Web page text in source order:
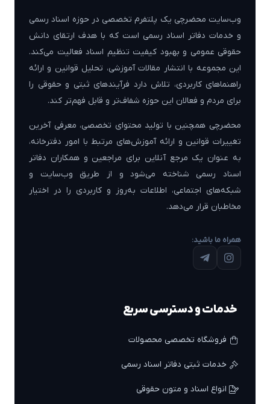
وب‌سایت محضرچی یک پلتفرم تخصصی در حوزه اسناد رسمی
و خدمات دفاتر اسناد رسمی است که با هدف ارتقای دانش
حقوقی عمومی و بهبود کیفیت تنظیم اسناد فعالیت می‌کند.
این مجموعه با انتشار مقالات آموزشی، تحلیل قوانین و ارائه
راهنماهای کاربردی، تلاش دارد فرآیندهای ثبتی و حقوقی را
برای مردم و فعالان این حوزه شفاف‌تر و قابل فهم‌تر کند.
محضرچی همچنین با تولید محتوای تخصصی، معرفی آخرین
تغییرات قوانین و ارائه آموزش‌های مرتبط با امور دفترخانه،
به عنوان یک مرجع آنلاین برای مراجعین و همکاران دفاتر
اسناد رسمی شناخته می‌شود و از طریق وب‌سایت و
شبکه‌های اجتماعی، اطلاعات به‌روز و کاربردی را در اختیار
مخاطبان قرار می‌دهد.
همراه ما باشید:
خدمات و دسترسی سریع
فروشگاه تخصصی محصولات
خدمات ثبتی دفاتر اسناد رسمی
انواع اسناد و متون حقوقی